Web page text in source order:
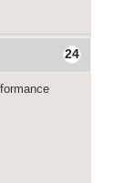
24